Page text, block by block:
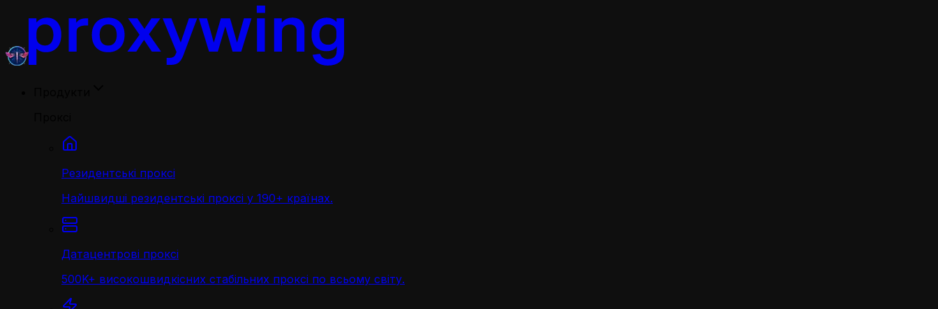
Резидентські проксі
Найшвидші резидентські проксі у 190+ країнах.
Датацентрові проксі
500K+ високошвидкісних стабільних проксі по всьому світу.